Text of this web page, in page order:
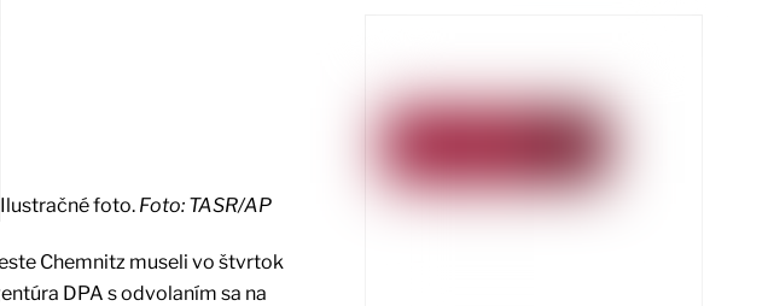
Ilustračné foto. Foto: TASR/AP
Chemnitz museli vo štvrtok
DPA s odvolaním sa na